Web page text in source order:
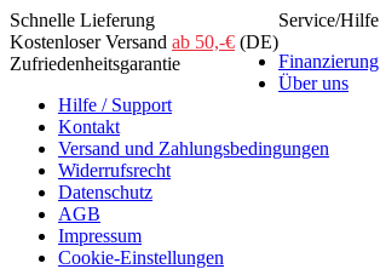
Schnelle Lieferung
Kostenloser Versand ab 50,-€ (DE)
Zufriedenheitsgarantie
Service/Hilfe
Finanzierung
Über uns
Hilfe / Support
Kontakt
Versand und Zahlungsbedingungen
Widerrufsrecht
Datenschutz
AGB
Impressum
Cookie-Einstellungen